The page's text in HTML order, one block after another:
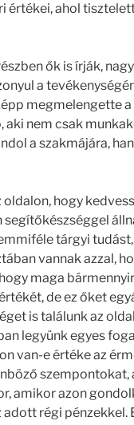
értékei, ahol
ők is írják,
a
megmelengette a
nem csak
a szakmájára,
hogy
tárgyi
vannak azzal,
maga
de ez őket
is találunk az
legyünk egyes
van-e értéke az
szempontokat,
amikor azon
régi pénzekkel.